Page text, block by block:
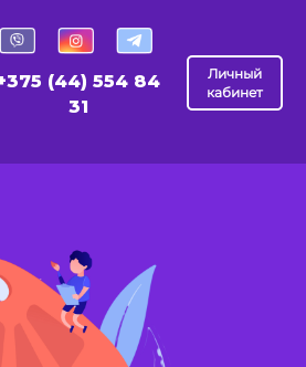
(44) 554 84
31
Личный
кабинет